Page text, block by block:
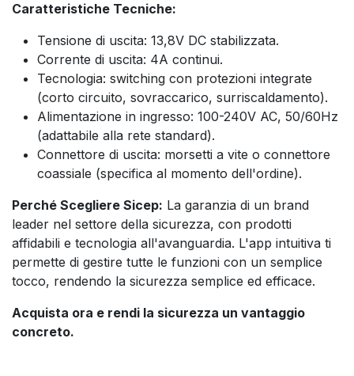
Caratteristiche Tecniche:
Tensione di uscita: 13,8V DC stabilizzata.
Corrente di uscita: 4A continui.
Tecnologia: switching con protezioni integrate
(corto circuito, sovraccarico, surriscaldamento).
Alimentazione in ingresso: 100-240V AC, 50/60Hz
(adattabile alla rete standard).
Connettore di uscita: morsetti a vite o connettore
coassiale (specifica al momento dell'ordine).
Perché Scegliere Sicep: La garanzia di un brand
leader nel settore della sicurezza, con prodotti
affidabili e tecnologia all'avanguardia. L'app intuitiva ti
permette di gestire tutte le funzioni con un semplice
tocco, rendendo la sicurezza semplice ed efficace.
Acquista ora e rendi la sicurezza un vantaggio
concreto.